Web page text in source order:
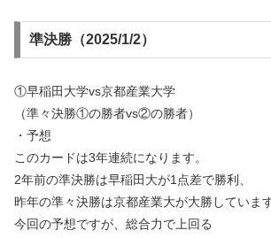
準決勝（2025/1/2）
①早稲田大学vs京都産業大学
（準々決勝①の勝者vs②の勝者）
・予想
このカードは3年連続になります。
2年前の準決勝は早稲田大が1点差で勝利、
昨年の準々決勝は京都産業大が大勝しています
今回の予想ですが、総合力で上回る